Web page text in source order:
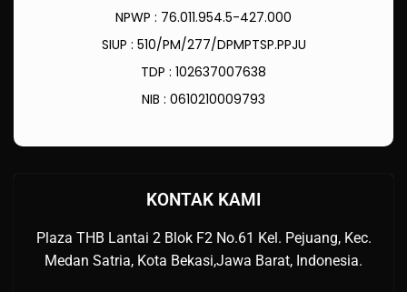
NPWP : 76.011.954.5-427.000
SIUP : 510/PM/277/DPMPTSP.PPJU
TDP : 102637007638
NIB : 0610210009793
KONTAK KAMI
Plaza THB Lantai 2 Blok F2 No.61 Kel. Pejuang, Kec.
Medan Satria, Kota Bekasi,Jawa Barat, Indonesia.